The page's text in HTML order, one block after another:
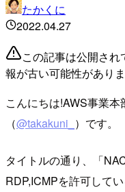
たかくに
2022.04.27
この記事は公開さ
報が古い可能性があり
こんにちは!AWS事業
（@takakuni_ ）です。
タイトルの通り、「
RDP,ICMPを許可して